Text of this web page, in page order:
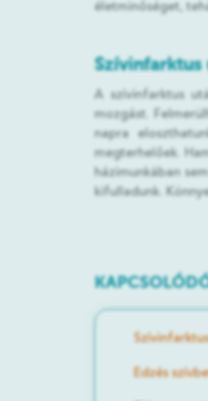
életminőséget,
Szívinfarktus
A szívinfarktus
mozgást.
napra
megterhelőek.
házimunkában
kifulladunk.
Edzés